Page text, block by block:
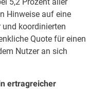
Hinweise auf eine
koordinierten
Quote für einen
Nutzer an sich
ertragreicher